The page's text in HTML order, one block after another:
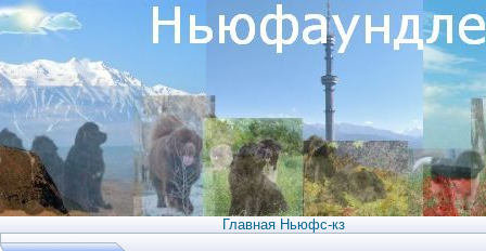
Главная Ньюфс-кз